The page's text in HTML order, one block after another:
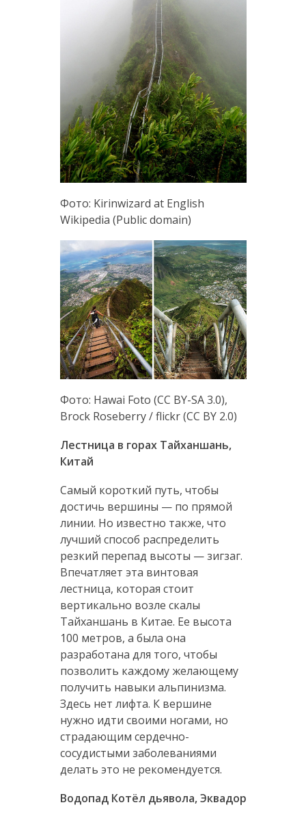
Фото: Kirinwizard at English
Wikipedia (Public domain)
Фото: Hawai Foto (CC BY-SA 3.0),
Brock Roseberry / flickr (CC BY 2.0)
Лестница в горах Тайханшань,
Китай
Самый короткий путь, чтобы
достичь вершины — по прямой
линии. Но известно также, что
лучший способ распределить
резкий перепад высоты — зигзаг.
Впечатляет эта винтовая
лестница, которая стоит
вертикально возле скалы
Тайханшань в Китае. Ее высота
100 метров, а была она
разработана для того, чтобы
позволить каждому желающему
получить навыки альпинизма.
Здесь нет лифта. К вершине
нужно идти своими ногами, но
страдающим сердечно-
сосудистыми заболеваниями
делать это не рекомендуется.
Водопад Котёл дьявола, Эквадор